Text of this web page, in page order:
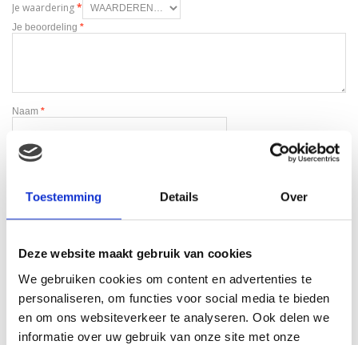
Toestemming Details Over
Deze website maakt gebruik van cookies
We gebruiken cookies om content en advertenties te
personaliseren, om functies voor social media te bieden
en om ons websiteverkeer te analyseren. Ook delen we
informatie over uw gebruik van onze site met onze
Je waardering*
Je beoordeling *
Naam *
E-mail
Gerelateerde producten